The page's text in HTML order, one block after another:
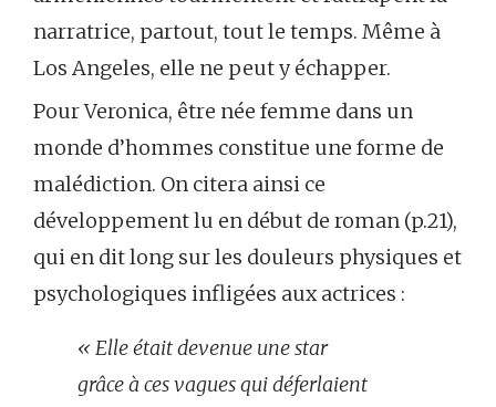
narratrice, partout, tout le temps. Même à
Los Angeles, elle ne peut y échapper.
Pour Veronica, être née femme dans un
monde d’hommes constitue une forme de
malédiction. On citera ainsi ce
développement lu en début de roman (p.21),
qui en dit long sur les douleurs physiques et
psychologiques infligées aux actrices :
« Elle était devenue une star
grâce à ces vagues qui déferlaient